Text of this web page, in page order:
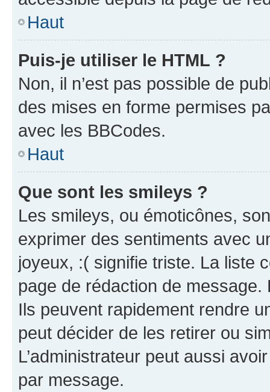
Haut
Puis-je utiliser le HTML ?
Non, il n’est pas possible de
des mises en forme permises
avec les BBCodes.
Haut
Que sont les smileys ?
Les smileys, ou émoticônes,
exprimer des sentiments avec
joyeux, :( signifie triste. La liste
page de rédaction de
Ils peuvent rapidement rendre
peut décider de les retirer ou
L’administrateur peut aussi
par message.